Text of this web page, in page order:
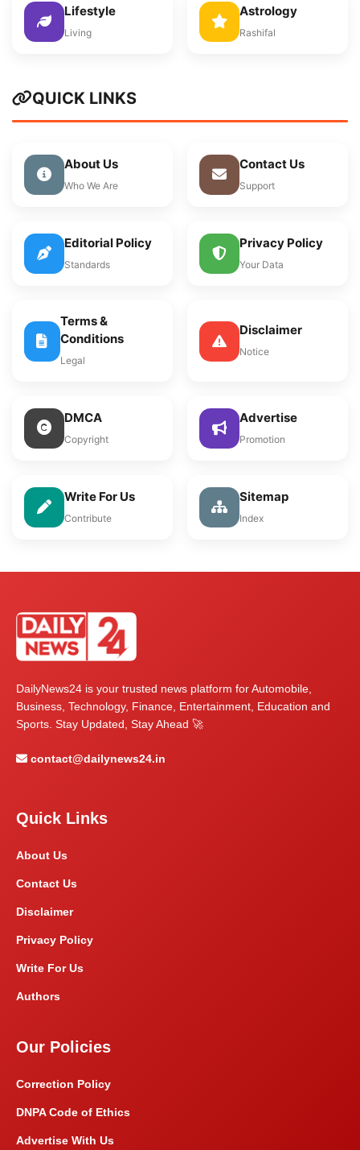
Lifestyle
Living
Astrology
Rashifal
QUICK LINKS
About Us
Who We Are
Contact Us
Support
Editorial Policy
Standards
Privacy Policy
Your Data
Terms &
Conditions
Legal
Disclaimer
Notice
DMCA
Copyright
Advertise
Promotion
Write For Us
Contribute
Sitemap
Index
DailyNews24 is your trusted news platform for Automobile,
Business, Technology, Finance, Entertainment, Education and
Sports. Stay Updated, Stay Ahead 🚀
contact@dailynews24.in
Quick Links
About Us
Contact Us
Disclaimer
Privacy Policy
Write For Us
Authors
Our Policies
Correction Policy
DNPA Code of Ethics
Advertise With Us